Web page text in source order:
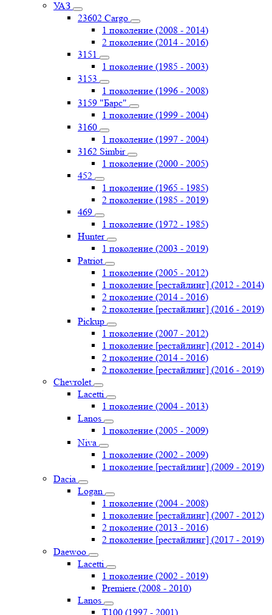
УАЗ
23602 Cargo
1 поколение (2008 - 2014)
2 поколение (2014 - 2016)
3151
1 поколение (1985 - 2003)
3153
1 поколение (1996 - 2008)
3159 "Барс"
1 поколение (1999 - 2004)
3160
1 поколение (1997 - 2004)
3162 Simbir
1 поколение (2000 - 2005)
452
1 поколение (1965 - 1985)
2 поколение (1985 - 2019)
469
1 поколение (1972 - 1985)
Hunter
1 поколение (2003 - 2019)
Patriot
1 поколение (2005 - 2012)
1 поколение [рестайлинг] (2012 - 2014)
2 поколение (2014 - 2016)
2 поколение [рестайлинг] (2016 - 2019)
Pickup
1 поколение (2007 - 2012)
1 поколение [рестайлинг] (2012 - 2014)
2 поколение (2014 - 2016)
2 поколение [рестайлинг] (2016 - 2019)
Chevrolet
Lacetti
1 поколение (2004 - 2013)
Lanos
1 поколение (2005 - 2009)
Niva
1 поколение (2002 - 2009)
1 поколение [рестайлинг] (2009 - 2019)
Dacia
Logan
1 поколение (2004 - 2008)
1 поколение [рестайлинг] (2007 - 2012)
2 поколение (2013 - 2016)
2 поколение [рестайлинг] (2017 - 2019)
Daewoo
Lacetti
1 поколение (2002 - 2019)
Premiere (2008 - 2010)
Lanos
T100 (1997 - 2001)